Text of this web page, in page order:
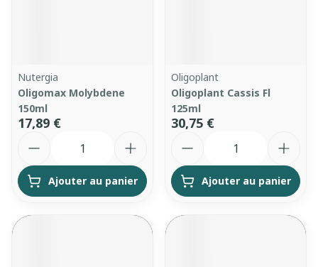
Nutergia
Oligomax Molybdene
150ml
17,89 €
Ajouter au panier
Oligoplant
Oligoplant Cassis Fl
125ml
30,75 €
Ajouter au panier